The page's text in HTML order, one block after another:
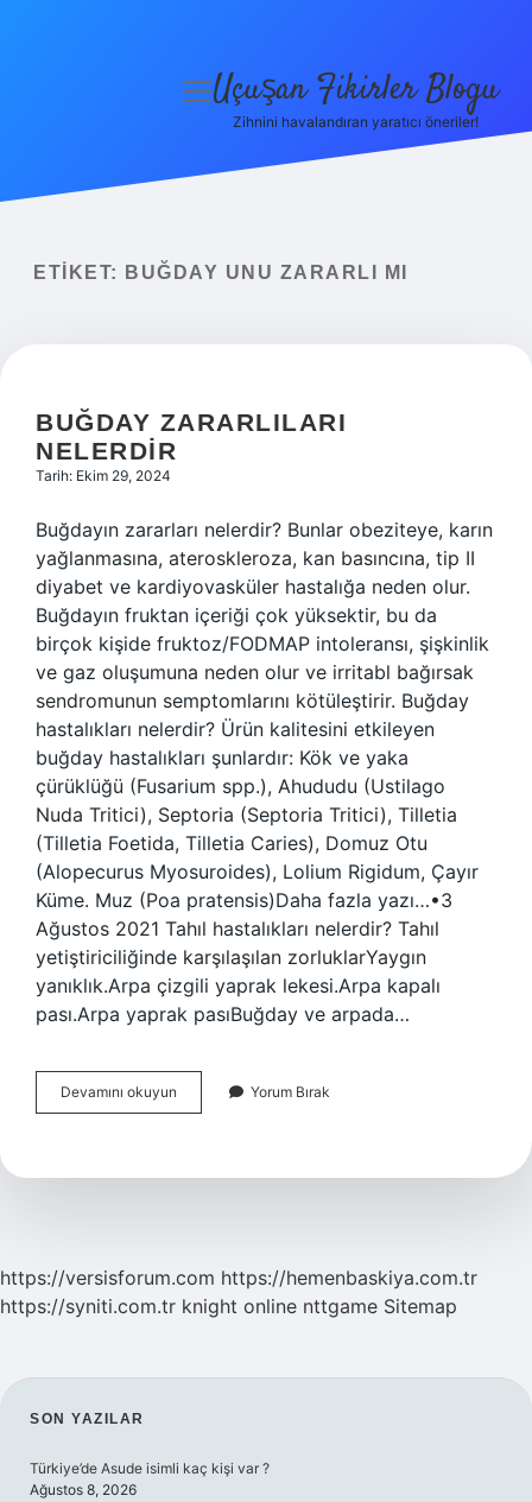
Yasal Uyarı
menüyü
Uçuşan Fikirler Blogu
Zihnini havalandıran yaratıcı öneriler!
ETIKET: BUĞDAY UNU ZARARLI MI
BUĞDAY ZARARLILARI
NELERDIR
Tarih: Ekim 29, 2024
Buğdayın zararları nelerdir? Bunlar obeziteye, karın
yağlanmasına, ateroskleroza, kan basıncına, tip II
diyabet ve kardiyovasküler hastalığa neden olur.
Buğdayın fruktan içeriği çok yüksektir, bu da
birçok kişide fruktoz/FODMAP intoleransı, şişkinlik
ve gaz oluşumuna neden olur ve irritabl bağırsak
sendromunun semptomlarını kötüleştirir. Buğday
hastalıkları nelerdir? Ürün kalitesini etkileyen
buğday hastalıkları şunlardır: Kök ve yaka
çürüklüğü (Fusarium spp.), Ahududu (Ustilago
Nuda Tritici), Septoria (Septoria Tritici), Tilletia
(Tilletia Foetida, Tilletia Caries), Domuz Otu
(Alopecurus Myosuroides), Lolium Rigidum, Çayır
Küme. Muz (Poa pratensis)Daha fazla yazı…•3
Ağustos 2021 Tahıl hastalıkları nelerdir? Tahıl
yetiştiriciliğinde karşılaşılan zorluklarYaygın
yanıklık.Arpa çizgili yaprak lekesi.Arpa kapalı
pası.Arpa yaprak pasıBuğday ve arpada…
Devamını okuyun
Zararlıları
Yorum Bırak
https://versisforum.com https://hemenbaskiya.com.tr
https://syniti.com.tr knight online nttgame Sitemap
SIDEBAR
SON YAZILAR
Türkiye’de Asude isimli kaç kişi var ?
Ağustos 8, 2026